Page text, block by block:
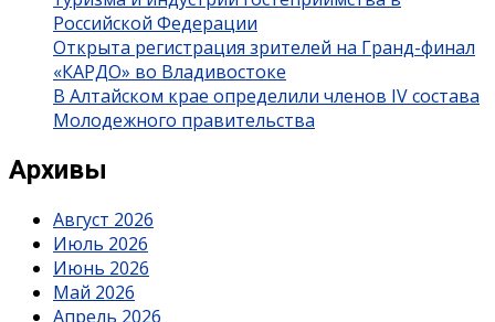
Российской Федерации
Открыта регистрация зрителей на Гранд-финал
«КАРДО» во Владивостоке
В Алтайском крае определили членов IV состава
Молодежного правительства
Архивы
Август 2026
Июль 2026
Июнь 2026
Май 2026
Апрель 2026